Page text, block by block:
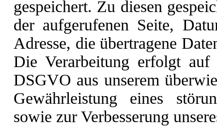
gespeichert. Zu diesen
der aufgerufenen Seite,
Adresse, die übertragene
Die Verarbeitung erfolgt
DSGVO aus unserem
Gewährleistung eines
sowie zur Verbesserung